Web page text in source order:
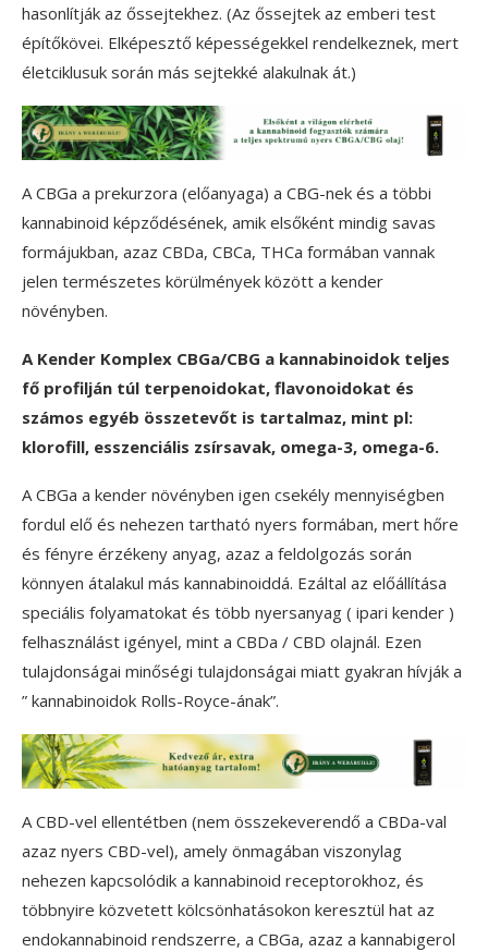
hasonlítják az őssejtekhez. (Az őssejtek az emberi test
építőkövei. Elképesztő képességekkel rendelkeznek, mert
életciklusuk során más sejtekké alakulnak át.)
A CBGa a prekurzora (előanyaga) a CBG-nek és a többi
kannabinoid képződésének, amik elsőként mindig savas
formájukban, azaz CBDa, CBCa, THCa formában vannak
jelen természetes körülmények között a kender
növényben.
A Kender Komplex CBGa/CBG a kannabinoidok teljes
fő profilján túl terpenoidokat, flavonoidokat és
számos egyéb összetevőt is tartalmaz, mint pl:
klorofill, esszenciális zsírsavak, omega-3, omega-6.
A CBGa a kender növényben igen csekély mennyiségben
fordul elő és nehezen tartható nyers formában, mert hőre
és fényre érzékeny anyag, azaz a feldolgozás során
könnyen átalakul más kannabinoiddá. Ezáltal az előállítása
speciális folyamatokat és több nyersanyag ( ipari kender )
felhasználást igényel, mint a CBDa / CBD olajnál. Ezen
tulajdonságai minőségi tulajdonságai miatt gyakran hívják a
” kannabinoidok Rolls-Royce-ának”.
A CBD-vel ellentétben (nem összekeverendő a CBDa-val
azaz nyers CBD-vel), amely önmagában viszonylag
nehezen kapcsolódik a kannabinoid receptorokhoz, és
többnyire közvetett kölcsönhatásokon keresztül hat az
endokannabinoid rendszerre, a CBGa, azaz a kannabigerol